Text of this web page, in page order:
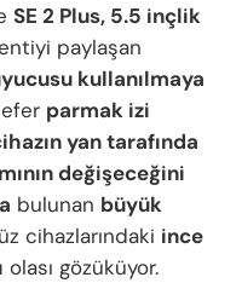
SE 2 Plus, 5.5 inçlik
paylaşan
kullanılmaya
parmak izi
yan tarafında
değişeceğini
bulunan büyük
cihazlarındaki ince
olası gözüküyor.